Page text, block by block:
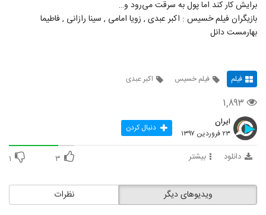
برایش کار کند اما پول به سرقت می‌رود و…
بازیگران فیلم خسیس : اکبر عبدی , زویا امامی , سینا رازانی , فاطیما
بهارمست دانل
فیلم فیلم خسیس اکبر عبدی
۱,۸۹۳
ایران
۲۳ فروردین ۱۳۹۷ دنبال کردن
دانلود بیشتر ۳ ۱
نظرات ویدیوهای دیگر